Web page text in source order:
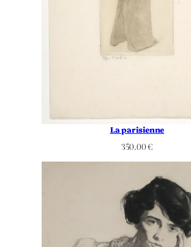
La parisienne
350.00€